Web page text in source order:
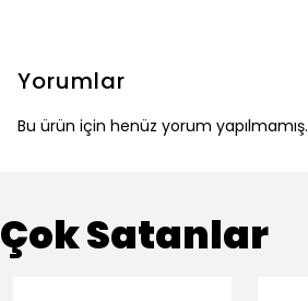
Yorumlar
Bu ürün için henüz yorum yapılmamış.
Çok Satanlar